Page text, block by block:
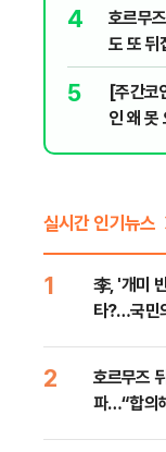
4
호르무
도 또 뒤
5
[주간코
인 왜 못
실시간 인기뉴스
1
李, '개미
타?…국민
2
호르무즈
파…“합의